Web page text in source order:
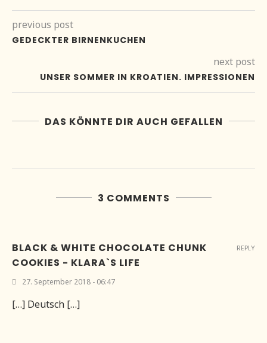
previous post
GEDECKTER BIRNENKUCHEN
next post
UNSER SOMMER IN KROATIEN. IMPRESSIONEN
DAS KÖNNTE DIR AUCH GEFALLEN
3 COMMENTS
BLACK & WHITE CHOCOLATE CHUNK
COOKIES - KLARA`S LIFE
27. September 2018 - 06:47
[…] Deutsch […]
REPLY